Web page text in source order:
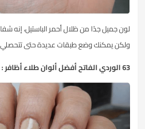
لون جميل جدًا من ظلال أحمر الباستيل،
ولكن يمكنك وضع طبقات عديدة حتى
63 الوردي الفاتح أفضل ألوان طلاء أظافر :